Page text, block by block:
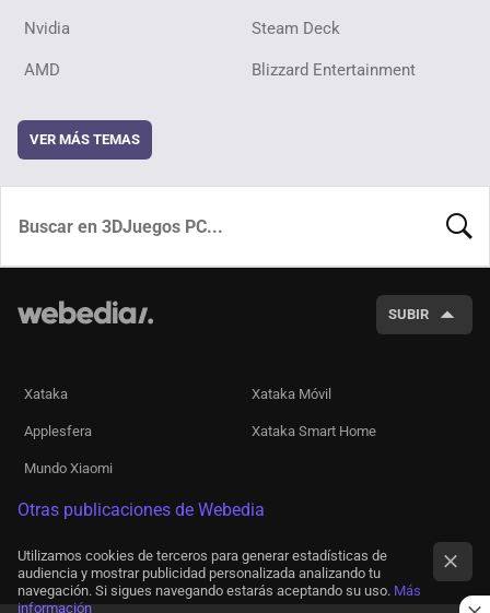
Nvidia Steam Deck
AMD Blizzard Entertainment
VER MÁS TEMAS
SUBIR
Xataka Xataka Móvil
Applesfera Xataka Smart Home
Mundo Xiaomi
Otras publicaciones de Webedia
Utilizamos cookies de terceros para generar estadísticas de
audiencia y mostrar publicidad personalizada analizando tu
navegación. Si sigues navegando estarás aceptando su uso. Más
información